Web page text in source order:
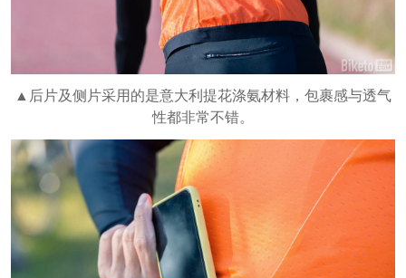
▲后片及侧片采用的是意大利提花涤氨材料，包裹感与透气
性都非常不错。